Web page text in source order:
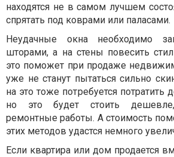
находятся не в самом лучшем
спрятать под коврами или паласами.
Неудачные окна необходимо
шторами, а на стены повесить
это поможет при продаже
уже не станут пытаться сильно
на это тоже потребуется потратить
но это будет стоить
ремонтные работы. А стоимость
этих методов удастся немного
Если квартира или дом продается